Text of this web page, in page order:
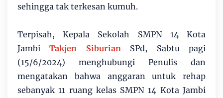
sehingga tak terkesan kumuh.
Terpisah, Kepala Sekolah SMPN 14 Kota
JambiTakjen Siburian SPd, Sabtu pagi
(15/6/2024) menghubungi Penulis dan
mengatakan bahwa anggaran untuk rehap
sebanyak 11 ruang kelas SMPN 14 Kota Jambi